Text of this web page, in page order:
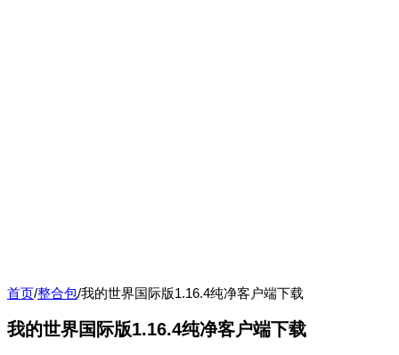
首页/整合包/我的世界国际版1.16.4纯净客户端下载
我的世界国际版1.16.4纯净客户端下载